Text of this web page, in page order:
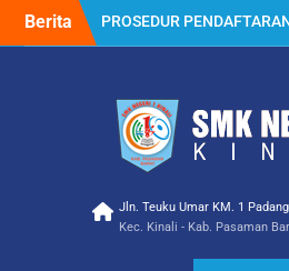
Berita
PROSEDUR
PPDB 2023
Wulanda Siswa/i SMK
NEGERI 1 KINALI Jurusan
Multimedia Meraih Juara III
Ramadhan Ceria Tingkat
SMK Tahun 2023
Jln. Teuku Umar KM. 1
Kec. Kinali - Kab. Pasaman